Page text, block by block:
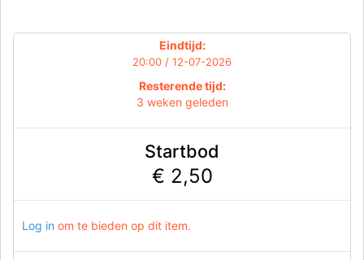
Eindtijd:
20:00 / 12-07-2026
Resterende tijd:
3 weken geleden
Startbod
€ 2,50
Log in om te bieden op dit item.